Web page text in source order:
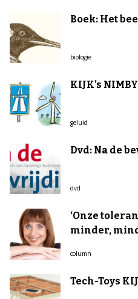
Boek: Het
biologie
KIJK’s
geluid
Dvd: Na de
dvd
‘Onze
minder,
column
Tech-Toys